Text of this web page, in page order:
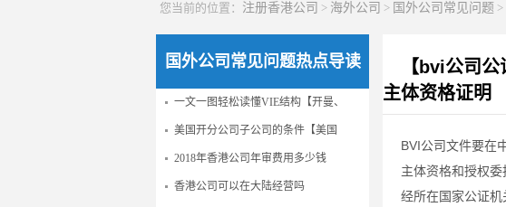
您当前的位置： 注册香港公司 > 海外公司 > 国外公司常见问题 >
国外公司常见问题热点导读
一文一图轻松读懂VIE结构【开曼、
美国开分公司子公司的条件【美国
2018年香港公司年审费用多少钱
香港公司可以在大陆经营吗
【bvi公司
主体资格证明
BVI公司文件要在
主体资格和授权
经所在国家公证机